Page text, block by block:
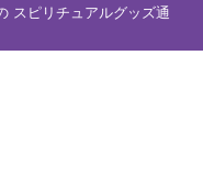
スピリチュアルグッズ通